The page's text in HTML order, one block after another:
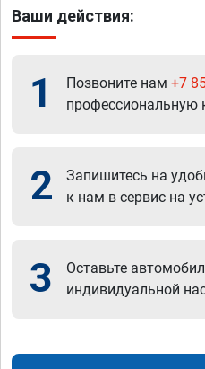
Ваши действия:
1 Позвоните нам +7
профессиональную
2
Запишитесь на
к нам в сервис на
3
Оставьте
индивидуальной